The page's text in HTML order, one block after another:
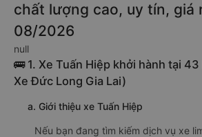
chất lượng cao, uy tín, giá
08/2026
null
🚌 1. Xe Tuấn Hiệp khởi hành tại
Xe Đức Long Gia Lai)
a. Giới thiệu xe Tuấn Hiệp
Nếu bạn đang tìm kiếm dịch vụ xe